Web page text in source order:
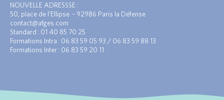
NOUVELLE ADRESSSE :
50, place de l’Ellipse – 92986 Paris la Défense
contact@afges.com
Standard : 01 40 85 70 25
Formations Intra : 06 83 59 05 93 / 06 83 59 88 13
Formations Inter : 06 83 59 20 11